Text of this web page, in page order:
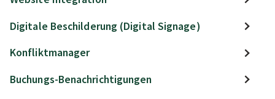
Digitale Beschilderung (Digital Signage)
Konfliktmanager
Buchungs-Benachrichtigungen